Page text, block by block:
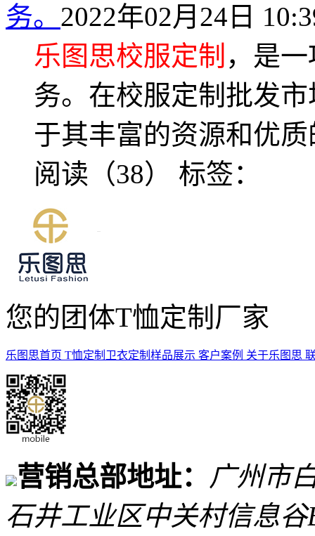
务。 2022年02月24日
乐图思校服定制 ，是
务。在校服定制批发
于其丰富的资源和优
阅读（38） 标签：
您的团体T恤定制厂家
乐图思首页 T恤定制 卫衣定制 样品展示 客户案例 关于乐图思
营销总部地址： 广州市
石井工业区中关村信息谷